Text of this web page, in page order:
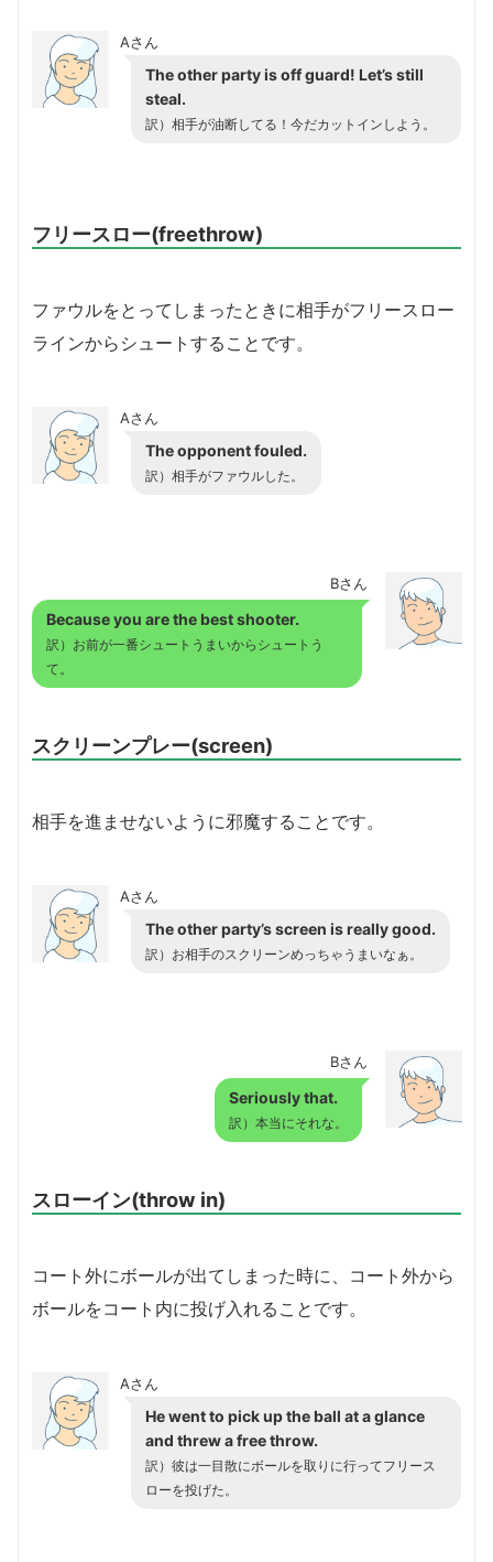
Aさん
The other party is off guard! Let’s still
steal.
訳）相手が油断してる！今だカットインしよう。
フリースロー(freethrow)
ファウルをとってしまったときに相手がフリースロー
ラインからシュートすることです。
Aさん
The opponent fouled.
訳）相手がファウルした。
Bさん
Because you are the best shooter.
訳）お前が一番シュートうまいからシュートう
て。
スクリーンプレー(screen)
相手を進ませないように邪魔することです。
Aさん
The other party’s screen is really good.
訳）お相手のスクリーンめっちゃうまいなぁ。
Bさん
Seriously that.
訳）本当にそれな。
スローイン(throw in)
コート外にボールが出てしまった時に、コート外から
ボールをコート内に投げ入れることです。
Aさん
He went to pick up the ball at a glance
and threw a free throw.
訳）彼は一目散にボールを取りに行ってフリース
ローを投げた。